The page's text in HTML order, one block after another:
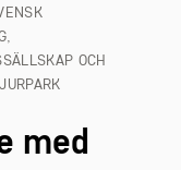
OCH
med